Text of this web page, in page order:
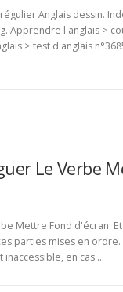
Anglais dessin.
Apprendre l'anglais >
> test d'anglais
Le Verbe
Mettre Fond d'écran.
parties mises en
en cas …